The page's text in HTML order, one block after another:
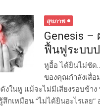
สุขภาพ
Genesis
ฟื้นฟูระบบ
หูอื้อ ได้ยินไม่ชัด
ของคุณกำลังเสื่อ
ดังในหู แม้จะไม่มีเสียงรอบข้
กเหมือน “ไม่ได้ยินอะไรเลย”